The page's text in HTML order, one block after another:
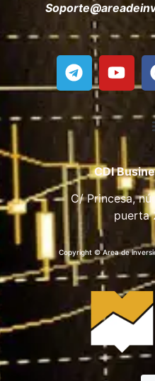
CDI
C/ Princesa,
puerta
Copyright © Area de